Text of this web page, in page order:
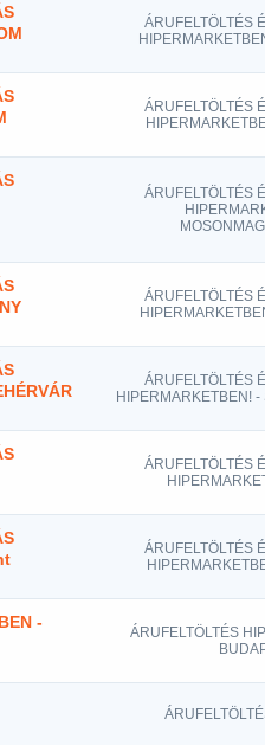
ÁRUFELTÖLTÉS
ÁRUFELTÖLTÉS
ÁRUFELTÖLTÉS
ÁRUFELTÖLTÉS
ÁRUFELTÖLTÉS
HIPERMARKETBEN!
ÁRUFELTÖLTÉS
ÁRUFELTÖLTÉS
-
ÁRUFELTÖLTÉS